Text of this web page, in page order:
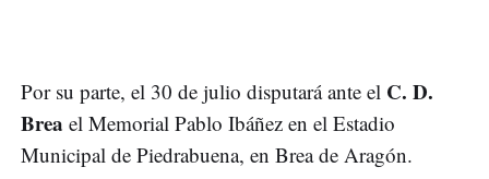
Por su parte, el 30 de julio disputará ante el C. D.
Brea el Memorial Pablo Ibáñez en el Estadio
Municipal de Piedrabuena, en Brea de Aragón.